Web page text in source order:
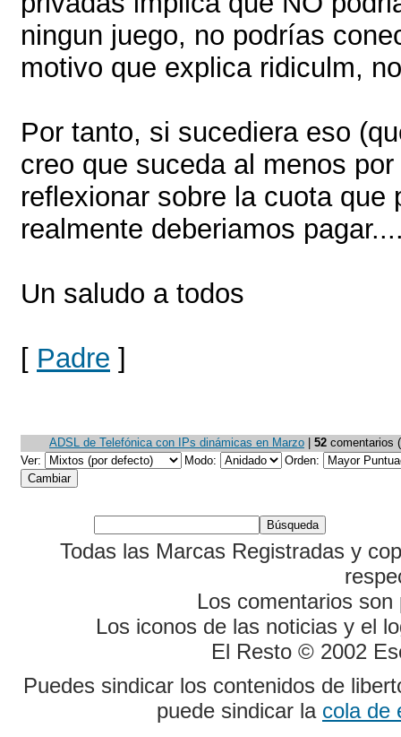
ningun juego, no podrías
motivo que explica ridiculm,
Por tanto, si sucediera eso
creo que suceda al menos
reflexionar sobre la cuota que
realmente deberiamos
Un saludo a todos
[ Padre ]
ADSL de Telefónica con IPs dinámicas en Marzo 52 comentarios
Ver:
Modo: Orden:
Todas las Marcas Registradas y
Los comentarios
Los iconos de las noticias y el
El Resto © 2002
Puedes sindicar los contenidos de
puede sindicar la cola de